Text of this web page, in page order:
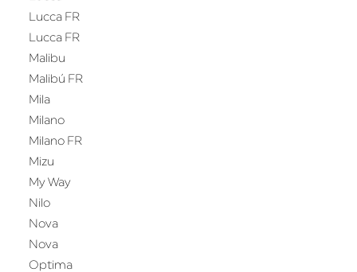
Lucca FR
Lucca FR
Malibu
Malibú FR
Mila
Milano
Milano FR
Mizu
My Way
Nilo
Nova
Nova
Optima